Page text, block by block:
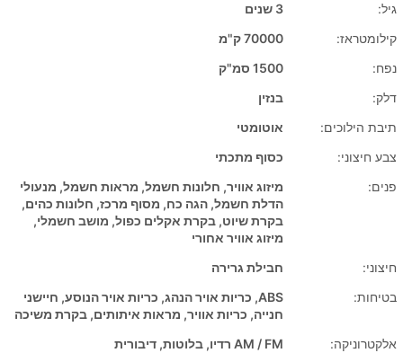
גיל:
3 שנים
קילומטראז:
70000 ק"מ
נפח:
1500 סמ"ק
דלק:
בנזין
תיבת הילוכים:
אוטומטי
צבע חיצוני:
כסוף מתכתי
פנים:
מיזוג אוויר, חלונות חשמל, מראות חשמל, מנעולי
הדלת חשמל, הגה כח, מסוף מרכז, חלונות כהים,
בקרת שיוט, בקרת אקלים כפול, מושב חשמלי,
מיזוג אוויר אחורי
חיצוני:
חבילת גרירה
בטיחות:
ABS, כריות אויר הנהג, כריות אויר הנוסע, חיישני
חנייה, כריות אוויר, מראות איתותים, בקרת משיכה
אלקטרוניקה:
AM / FM רדיו, בלוטות, דיבורית